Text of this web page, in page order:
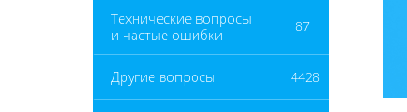
Технические вопросы
и частые ошибки
87
Другие вопросы 4428